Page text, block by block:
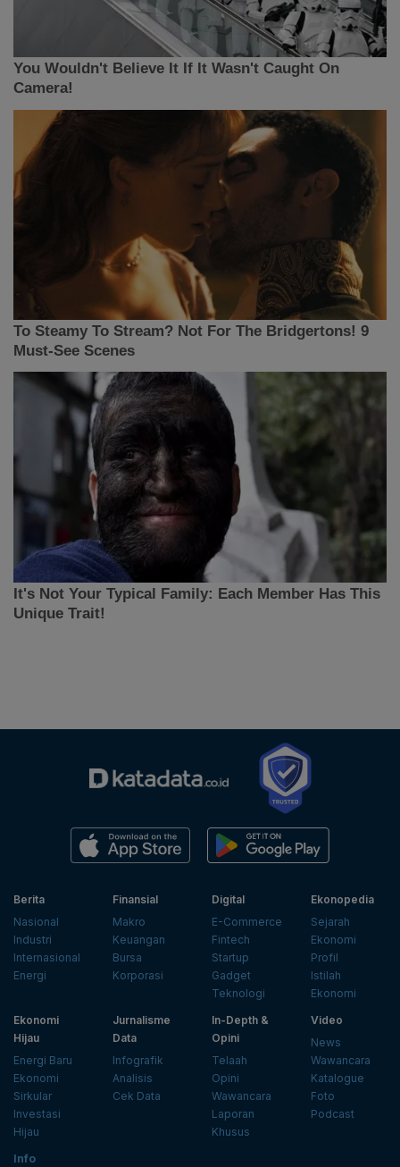
Berita
Nasional
Industri
Internasional
Energi
Finansial
Makro
Keuangan
Bursa
Korporasi
Digital
E-Commerce
Fintech
Startup
Gadget
Teknologi
Ekonopedia
Sejarah
Ekonomi
Profil
Istilah
Ekonomi
Ekonomi
Hijau
Energi Baru
Ekonomi
Sirkular
Investasi
Hijau
Jurnalisme
Data
Infografik
Analisis
Cek Data
In-Depth &
Opini
Telaah
Opini
Wawancara
Laporan
Khusus
Video
News
Wawancara
Katalogue
Foto
Podcast
Info